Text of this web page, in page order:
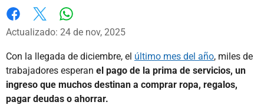
Facebook
X
Actualizado: 24 de nov, 2025
Con la llegada de diciembre, el último mes del año, miles de
trabajadores esperan el pago de la prima de servicios, un
ingreso que muchos destinan a comprar ropa, regalos,
pagar deudas o ahorrar.